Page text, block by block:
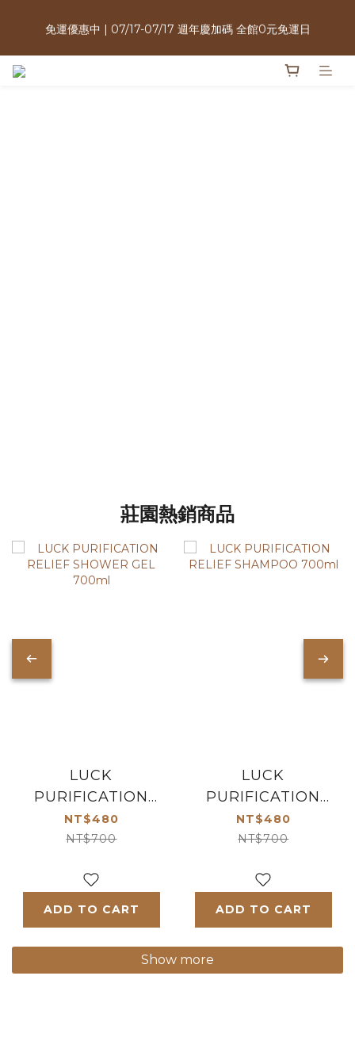
素牙膏・植泌系列最低只要＄1980
免運優惠中 | 07/17-07/17 週年慶加碼 全館0元免運日
週年慶限定｜購買指定商品3件＄2000・植萃洗沐三件$999送酵
莊園熱銷商品
LUCK
PURIFICATION
RELIEF SHOWER
GEL 700ml
NT$480
NT$700
ADD TO CART
LUCK
PURIFICATION
RELIEF SHAMPOO
700ml
NT$480
NT$700
ADD TO CART
Show more